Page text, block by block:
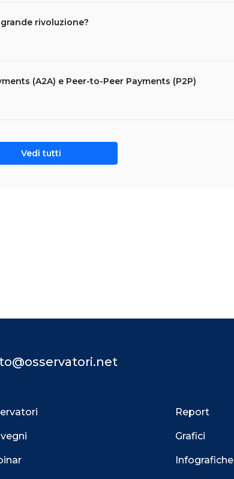
rivoluzione?
(A2A) e Peer-to-Peer Payments (P2P)
Vedi tutti
Report
Grafici
Infografiche